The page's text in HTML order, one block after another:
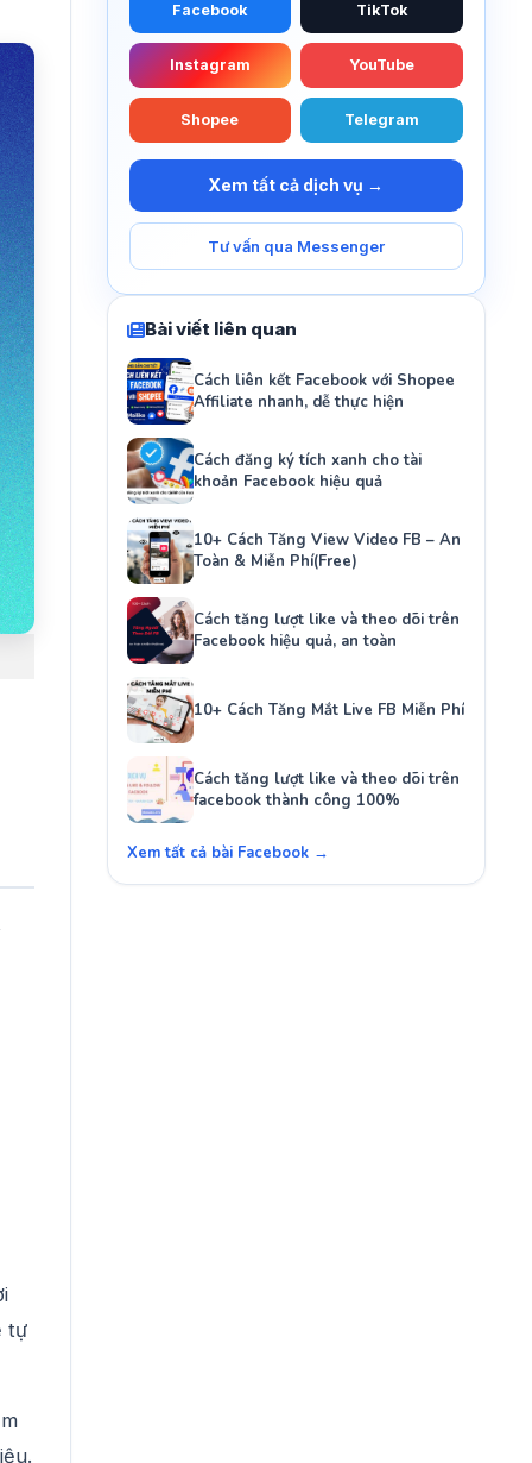
tự
Facebook TikTok
Instagram YouTube
Shopee Telegram
Xem tất cả dịch vụ →
Tư vấn qua Messenger
Bài viết liên quan
Cách liên kết Facebook với Shopee
Affiliate nhanh, dễ thực hiện
Cách đăng ký tích xanh cho tài
khoản Facebook hiệu quả
10+ Cách Tăng View Video FB – An
Toàn & Miễn Phí(Free)
Cách tăng lượt like và theo dõi trên
Facebook hiệu quả, an toàn
10+ Cách Tăng Mắt Live FB Miễn Phí
Cách tăng lượt like và theo dõi trên
facebook thành công 100%
Xem tất cả bài Facebook →